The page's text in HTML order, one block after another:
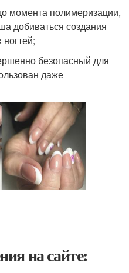
момента полимеризации,
добиваться создания
безопасный для
даже
на сайте: